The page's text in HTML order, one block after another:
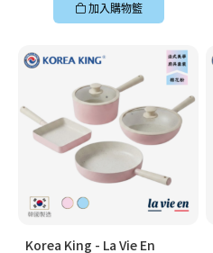
加入購物籃
Korea King - La Vie En